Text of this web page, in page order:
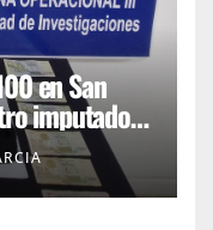
en San
imputado